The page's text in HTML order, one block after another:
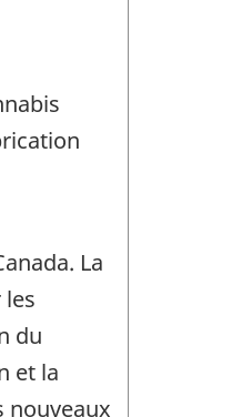
La
du
et la
nouveaux